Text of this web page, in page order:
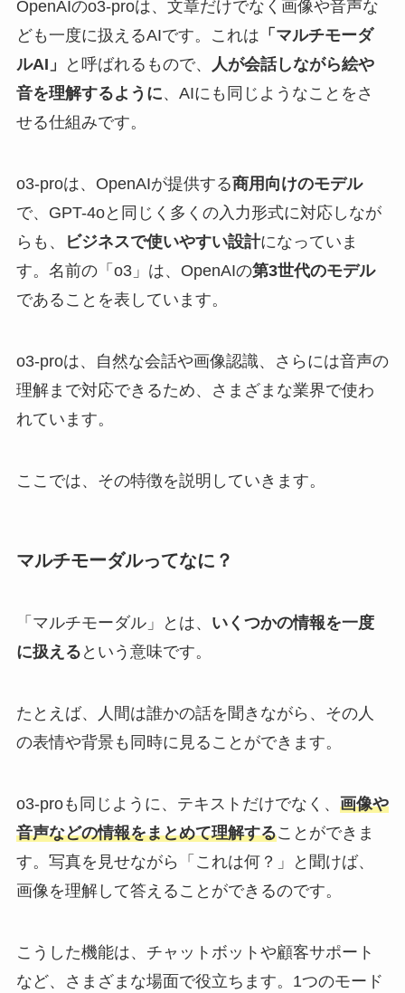
OpenAIのo3-proは、文章だけでなく画像や音声な
ども一度に扱えるAIです。これは 「マルチモーダ
ルAI」
と呼ばれるもので、
人が会話しながら絵や
音を理解するように、AIにも同じようなことをさ
せる仕組みです。
o3-proは、OpenAIが提供する商用向けのモデル
で、GPT-4oと同じく多くの入力形式に対応しなが
らも、
ビジネスで使いやすい設計になっていま
す。名前の「o3」は、OpenAIの第3世代のモデル
であることを表しています。
o3-proは、自然な会話や画像認識、さらには音声の
理解まで対応できるため、さまざまな業界で使わ
れています。
ここでは、その特徴を説明していきます。
マルチモーダルってなに？
「マルチモーダル」とは、 いくつかの情報を一度
に扱える という意味です。
たとえば、人間は誰かの話を聞きながら、その人
の表情や背景も同時に見ることができます。
o3-proも同じように、テキストだけでなく、 画像や
音声などの情報をまとめて理解することができま
す。写真を見せながら「これは何？」と聞けば、
画像を理解して答えることができるのです。
こうした機能は、チャットボットや顧客サポート
など、さまざまな場面で役立ちます。1つのモード